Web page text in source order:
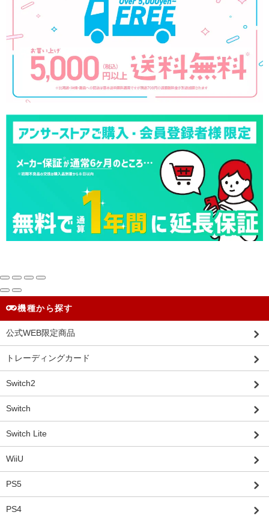
機種から探す
公式WEB限定商品
トレーディングカード
Switch2
Switch
Switch Lite
WiiU
PS5
PS4